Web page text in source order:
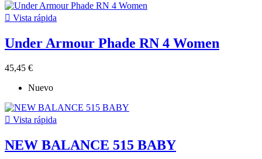
 Vista rápida
Under Armour Phade RN 4 Women
45,45 €
Nuevo
 Vista rápida
NEW BALANCE 515 BABY